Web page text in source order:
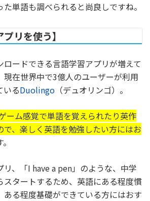
単語も調べられると尚良しですね。
プリを使う】
ードできる言語学習アプリが増えて
現在世界中で3億人のユーザーが利用
いるDuolingo （デュオリンゴ）。
ーム感覚で単語を覚えられたり英作
、楽しく英語を勉強したい方にはお
リ、「I have a pen」のような、中学
スタートするため、英語にある程度慣
ある程度基礎ができている方にはおす